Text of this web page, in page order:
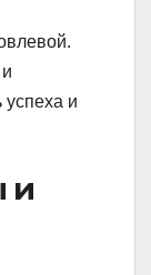
успеха и
и